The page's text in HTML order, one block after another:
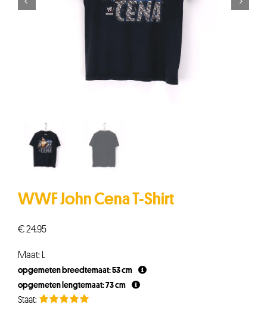
WWF John Cena T-Shirt
€24,95
Maat: L
opgemeten breedtemaat: 53 cm
opgemeten lengtemaat: 73 cm